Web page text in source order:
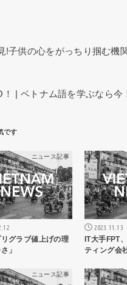
!子供の心をがっちり掴む機
！ | ベトナム語を学ぶなら
ニュース記事
グラブ値上げの理
」
2023.11.13
IT大手FPT
ティング会
ニュース記事